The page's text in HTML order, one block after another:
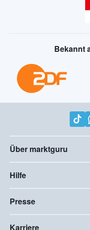
Bekannt
Über marktguru
Hilfe
Presse
Karriere